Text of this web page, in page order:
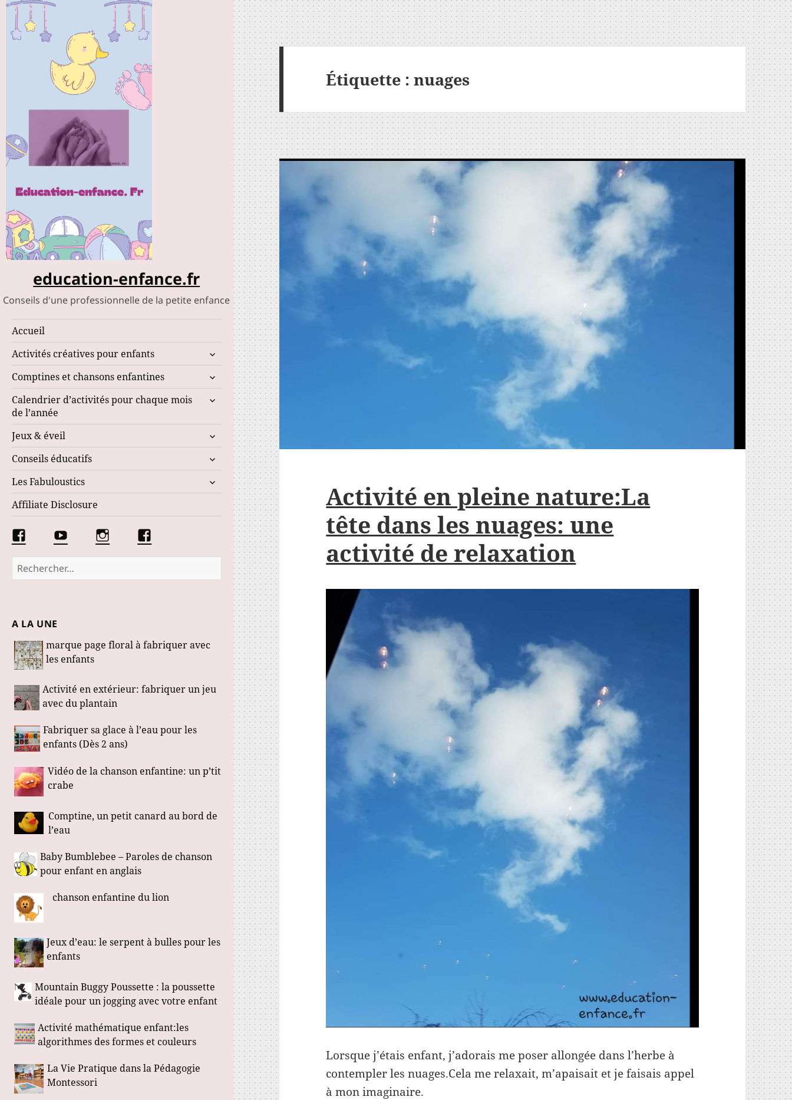
education-enfance.fr
Conseils d'une professionnelle de la petite enfance
Accueil
Activités créatives pour enfants
ouvrir
le
sous-
menu
Comptines et chansons enfantines
ouvrir
le
sous-
Calendrier d’activités pour chaque mois
de l’année
ouvrir
sous-
menu
Jeux & éveil
ouvrir
le
sous-
menu
Conseils éducatifs
ouvrir
le
sous-
menu
Les Fabuloustics
ouvrir
le
menu
Affiliate Disclosure
Facebook
Les
Fabuloustics
Conseils
d’une
éducatrice
de
Éduquer
les
petits
La
communauté
Marmotille
Rechercher :
A LA UNE
marque page floral à fabriquer avec
les enfants
Activité en extérieur: fabriquer un jeu
avec du plantain
Fabriquer sa glace à l’eau pour les
enfants (Dès 2 ans)
Vidéo de la chanson enfantine: un p’tit
crabe
Comptine, un petit canard au bord de
l’eau
Baby Bumblebee – Paroles de chanson
pour enfant en anglais
chanson enfantine du lion
Jeux d’eau: le serpent à bulles pour les
enfants
Mountain Buggy Poussette : la poussette
idéale pour un jogging avec votre enfant
Activité mathématique enfant:les
algorithmes des formes et couleurs
La Vie Pratique dans la Pédagogie
Montessori
Étiquette :nuages
Activité en pleine nature:La
tête dans les nuages: une
activité de relaxation
Lorsque j’étais enfant, j’adorais me poser allongée dans l’herbe à
contempler les nuages.Cela me relaxait, m’apaisait et je faisais appel
à mon imaginaire.